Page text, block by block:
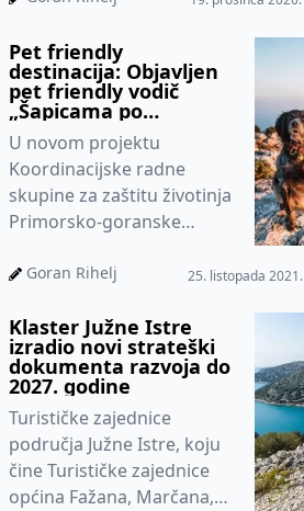
Pet friendly
destinacija: Objavljen
pet friendly vodič
„Šapicama po
Primorsko-goranskoj
županiji“
U novom projektu
Koordinacijske radne
skupine za zaštitu životinja
Primorsko-goranske
objavljen je ovaj Vodič za
Goran Rihelj 25. listopada 2021.
Klaster Južne Istre
izradio novi strateški
dokumenta razvoja do
2027. godine
Turističke zajednice
područja Južne Istre, koju
čine Turističke zajednice
općina Fažana, Marčana,